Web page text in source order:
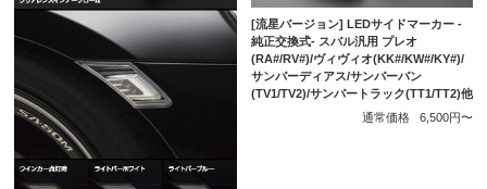
[流星バージョン] LEDサイドマーカー -
純正交換式- スバル汎用 プレオ
(RA#/RV#)/ヴィヴィオ(KK#/KW#/KY#)/
サンバーディアス/サンバーバン
(TV1/TV2)/サンバートラック(TT1/TT2)他
通常価格
6,500円〜